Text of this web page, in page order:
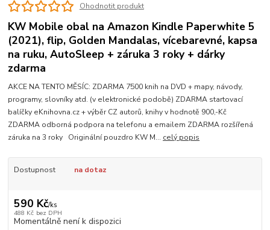
Ohodnotit produkt
KW Mobile obal na Amazon Kindle Paperwhite 5
(2021), flip, Golden Mandalas, vícebarevné, kapsa
na ruku, AutoSleep + záruka 3 roky + dárky
zdarma
AKCE NA TENTO MĚSÍC: ZDARMA 7500 knih na DVD + mapy, návody,
programy, slovníky atd. (v elektronické podobě) ZDARMA startovací
balíčky eKnihovna.cz + výběr CZ autorů, knihy v hodnotě 900,-Kč
ZDARMA odborná podpora na telefonu a emailem ZDARMA rozšířená
záruka na 3 roky Originální pouzdro KW M... celý popis
Dostupnost na dotaz
590 Kč/ks
488 Kč bez DPH
Momentálně není k dispozici